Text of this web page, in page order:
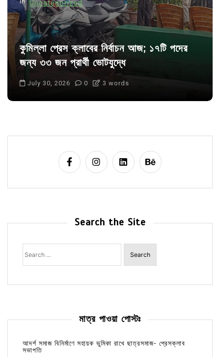
Uncategorized
কুমিল্লা প্রেস ক্লাবের নির্বাচন আজ; ১৭টি পদের
জন্য ৩৩ জন প্রার্থী ভোটযুদ্ধে
July 30, 2026 0 3 words
Search the Site
Search
for:
মাত্র পাওয়া পোস্টঃ
আদর্শ সমাজ বিনির্মাণে সহায়ক ভুমিকা রাখে ছাত্রসমাজ- প্রেসক্লাব
সভাপতি